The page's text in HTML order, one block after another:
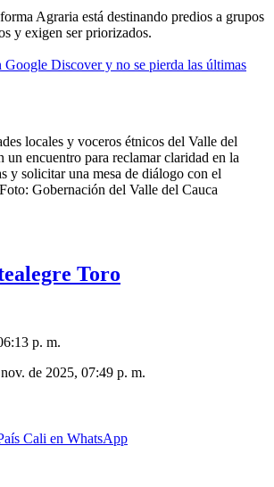
Agraria está destinando predios a grupos
y exigen ser priorizados.
Google Discover y no se pierda las últimas
locales y voceros étnicos del Valle del
un encuentro para reclamar claridad en la
y solicitar una mesa de diálogo con el
Gobernación del Valle del Cauca
Toro
p. m.
de 2025, 07:49 p. m.
Cali en WhatsApp